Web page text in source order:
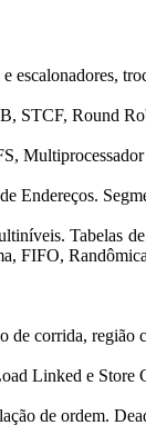
escalonadores,
STCF, Round
Endereços.
Tabelas
FIFO,
de corrida, região
Linked e
de ordem.